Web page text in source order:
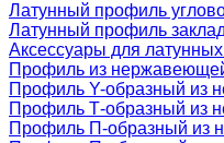
Латунный профиль
Латунный профиль
Аксессуары для
Профиль из
Профиль Y-образный из
Профиль Т-образный из
Профиль П-образный из